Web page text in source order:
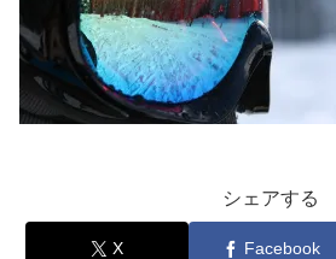
シェアする
X Facebook